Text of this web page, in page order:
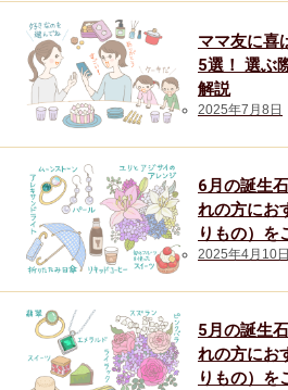
ギフトトレン
人気・ランキ
おすすめ
おしゃれ
ママ友に喜
5選！ 選ぶ
解説
2025年7月8日
6月の誕生
れの方にお
りもの）を
2025年4月10日
5月の誕生
れの方にお
りもの）を